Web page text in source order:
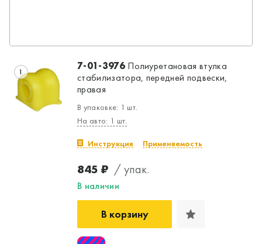
1 7-01-3976Полиуретановая втулка
стабилизатора, передней подвески,
правая
В упаковке: 1 шт.
На авто: 1 шт.
Инструкция Применяемость
845 ₽ / упак.
В наличии
В корзину